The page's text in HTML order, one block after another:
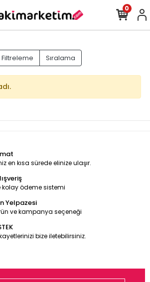
0
Filtreleme Sıralama
en kısa sürede elinize ulaşır.
kolay ödeme sistemi
Yelpazesi
ve kampanya seçeneği
bize iletebilirsiniz.